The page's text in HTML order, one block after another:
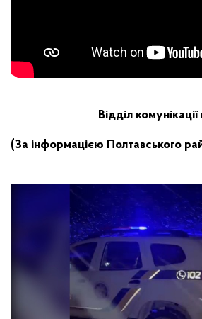
Відділ
(За інформацією Полтавського